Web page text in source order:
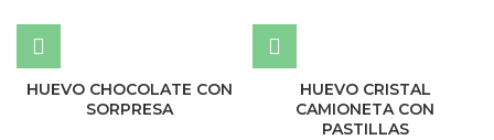
HUEVO CHOCOLATE CON
SORPRESA
HUEVO CRISTAL
CAMIONETA CON
PASTILLAS